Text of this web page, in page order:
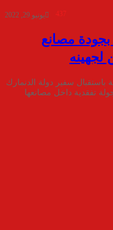
يونيو 29, 2022 437
بجودة مصانع
لجهينه
باستقبال سفير دولة الدنمارك
تفقدية داخل مصانعها